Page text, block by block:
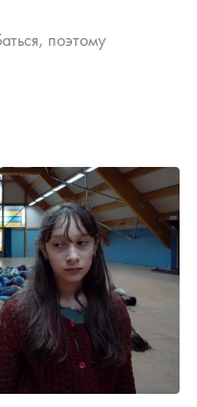
поэтому